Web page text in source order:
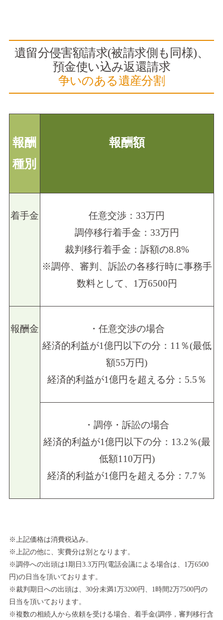
遺留分侵害額請求(被請求側も同様)、
預金使い込み返還請求
争いのある遺産分割
報酬
種別
報酬額
着手金
任意交渉：33万円
調停移行着手金：33万円
裁判移行着手金：訴額の8.8%
※調停、審判、訴訟の各移行時に事務手
数料として、1万6500円
報酬金
・任意交渉の場合
経済的利益が1億円以下の分：11％(最低
額55万円)
経済的利益が1億円を超える分：5.5％
・調停・訴訟の場合
経済的利益が1億円以下の分：13.2％(最
低額110万円)
経済的利益が1億円を超える分：7.7％
※上記価格は消費税込み。
※上記の他に、実費分は別となります。
※調停への出頭は1期日3.3万円(電話会議による場合は、1万6500
円)の日当を頂いております。
※裁判期日への出頭は、30分未満1万3200円、1時間2万7500円の
日当を頂いております。
※複数の相続人から依頼を受ける場合、着手金(調停，審判移行含